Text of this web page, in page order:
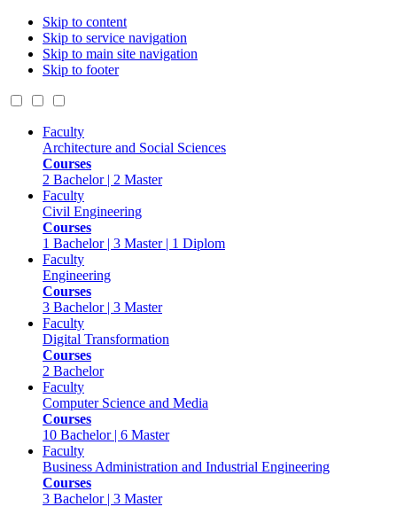
Skip to content
Skip to service navigation
Skip to main site navigation
Skip to footer
Faculty
Architecture and Social Sciences
Courses
2 Bachelor | 2 Master
Faculty
Civil Engineering
Courses
1 Bachelor | 3 Master | 1 Diplom
Faculty
Engineering
Courses
3 Bachelor | 3 Master
Faculty
Digital Transformation
Courses
2 Bachelor
Faculty
Computer Science and Media
Courses
10 Bachelor | 6 Master
Faculty
Business Administration and Industrial Engineering
Courses
3 Bachelor | 3 Master